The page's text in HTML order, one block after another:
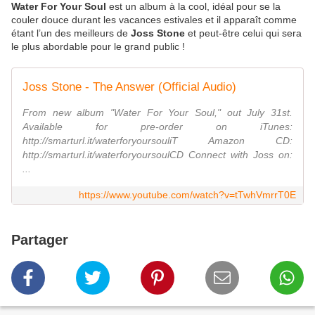
Water For Your Soul est un album à la cool, idéal pour se la
couler douce durant les vacances estivales et il apparaît comme
étant l’un des meilleurs de Joss Stone et peut-être celui qui sera
le plus abordable pour le grand public !
Joss Stone - The Answer (Official Audio)
From new album "Water For Your Soul," out July 31st.
Available for pre-order on iTunes:
http://smarturl.it/waterforyoursouliT Amazon CD:
http://smarturl.it/waterforyoursoulCD Connect with Joss on:
https://www.youtube.com/watch?v=tTwhVmrrT0E
Partager